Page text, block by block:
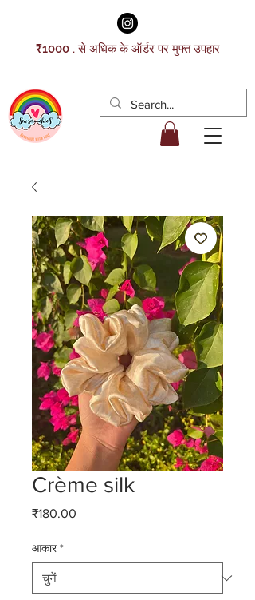
₹1000 . से अधिक के ऑर्डर पर मुफ्त उपहार
Crème silk
₹180.00
आकार *